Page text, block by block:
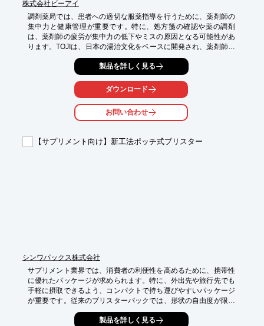
株式会社ビーアイ
調剤薬局では、患者への適切な服薬指導を行うために、薬剤師の
集中力と健康管理が重要です。特に、処方箋の確認や薬の調剤
は、薬剤師の疲労が集中力の低下やミスの原因となる可能性があ
ります。TOJIは、日本の湯治文化をベースに開発され、薬剤師の
疲労回復とコンディション維持をサポートします。
【活用シーン】
・薬剤師の休憩スペース
・服薬指導ブース
・薬局スタッフ向けの福利厚生
・心身のバランスを整え、ストレス軽減
製品を詳しく見る
ダウンロード
お問い合わせ
【サプリメント向け】新工法ポッチ式ブリスター
シンワパックス株式会社
サプリメント業界では、消費者の利便性を高めるために、携帯性
に優れたパッケージが求められます。特に、外出先や旅行先でも
手軽に摂取できるよう、コンパクトで持ち運びやすいパッケージ
が重要です。従来のブリスターパックでは、形状の自由度が限ら
れ、携帯性を損なうこともありました。新工法ポッチ式ブリスタ
ーは、様々な形状に対応し、コンパクトで携帯性に優れたパッケ
製品を詳しく見る